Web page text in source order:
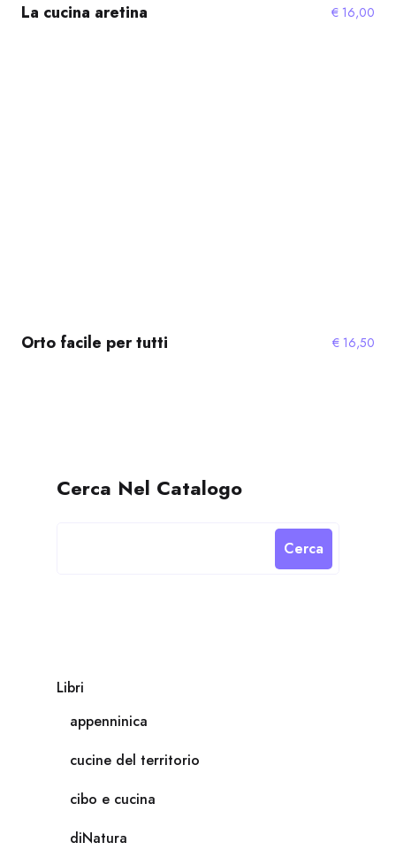
La cucina aretina € 16,00
Orto facile per tutti € 16,50
Cerca Nel Catalogo
Cerca
Libri
appenninica
cucine del territorio
cibo e cucina
diNatura